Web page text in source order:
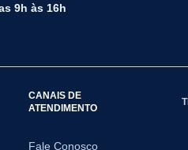
9h às 16h
CANAIS DE
ATENDIMENTO
Fale Conosco